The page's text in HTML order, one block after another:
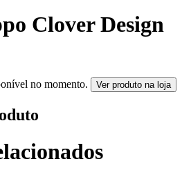
Clover Design
no momento. Ver produto na loja